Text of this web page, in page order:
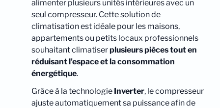
alimenter plusieurs unités intérieures avec un
seul compresseur. Cette solution de
climatisation est idéale pour les maisons,
appartements ou petits locaux professionnels
souhaitant climatiserplusieurs pièces tout en
réduisant l’espace et la consommation
énergétique.
Grâce à la technologie Inverter, le compresseur
ajuste automatiquement sa puissance afin de